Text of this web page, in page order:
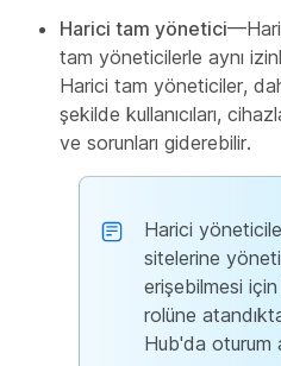
Harici tam yönetici
tam yöneticilerle aynı
Harici tam yöneticiler,
şekilde kullanıcıları,
ve sorunları giderebilir.
Harici
sitelerine
erişebilmesi
rolüne
Hub'da oturum